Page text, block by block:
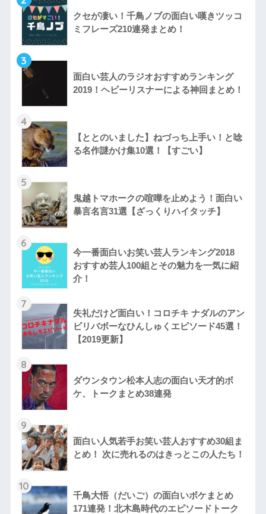
クセが凄い！千鳥ノブの面白い嘆きツッコ
ミフレーズ210連発まとめ！
3
面白い芸人のラジオおすすめランキング
2019！ヘビーリスナーによる神回まとめ！
4
【ととのいました】ねづっち上手い！と唸
る名作謎かけ集10選！【すごい】
5
鬼越トマホークの喧嘩を止めよう！面白い
暴言名言31選【ざっくりハイタッチ】
6
今一番面白いお笑い芸人ランキング2018
おすすめ芸人100組とその魅力を一気に紹
介！
7
失礼だけど面白い！コロチキ ナダルのアン
ビリバボーなひんしゅくエピソード45選！
【2019更新】
8
ダウンタウン松本人志の面白い天才的ボ
ケ、トークまとめ38連発
9
面白い人気若手お笑い芸人おすすめ30組ま
とめ！ 次に売れるのはきっとこの人たち！
10
千鳥大悟（だいご）の面白いボケまとめ
171連発！北木島時代のエピソードトーク